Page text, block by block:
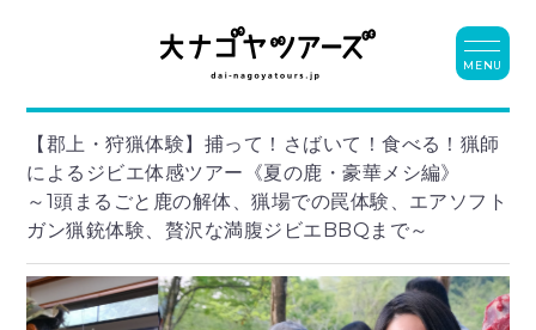
【郡上・狩猟体験】捕って！さばいて！食べる！猟師
によるジビエ体感ツアー《夏の鹿・豪華メシ編》
～1頭まるごと鹿の解体、猟場での罠体験、エアソフト
ガン猟銃体験、贅沢な満腹ジビエBBQまで～
MENU